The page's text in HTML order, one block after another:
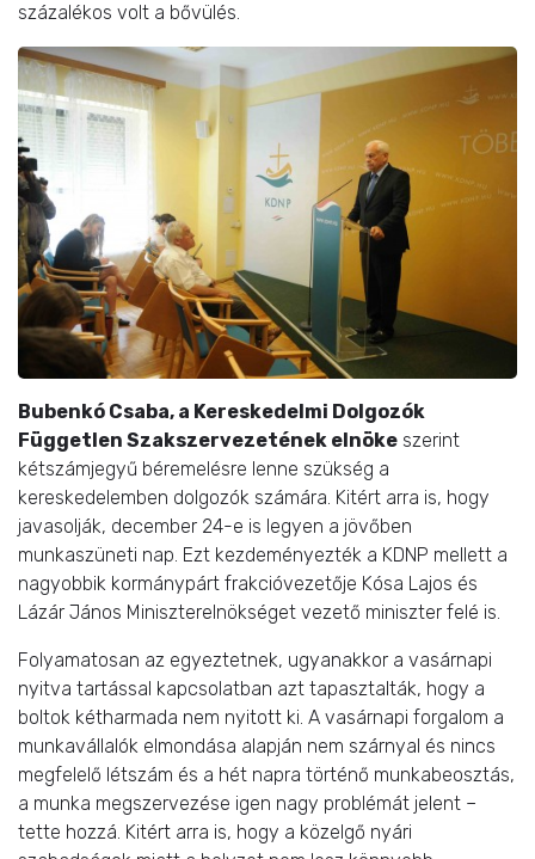
százalékos volt a bővülés.
Bubenkó Csaba, a Kereskedelmi Dolgozók
Független Szakszervezetének elnöke szerint
kétszámjegyű béremelésre lenne szükség a
kereskedelemben dolgozók számára. Kitért arra is, hogy
javasolják, december 24-e is legyen a jövőben
munkaszüneti nap. Ezt kezdeményezték a KDNP mellett a
nagyobbik kormánypárt frakcióvezetője Kósa Lajos és
Lázár János Miniszterelnökséget vezető miniszter felé is.
Folyamatosan az egyeztetnek, ugyanakkor a vasárnapi
nyitva tartással kapcsolatban azt tapasztalták, hogy a
boltok kétharmada nem nyitott ki. A vasárnapi forgalom a
munkavállalók elmondása alapján nem szárnyal és nincs
megfelelő létszám és a hét napra történő munkabeosztás,
a munka megszervezése igen nagy problémát jelent –
tette hozzá. Kitért arra is, hogy a közelgő nyári